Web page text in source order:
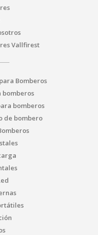
Vallfirest
Bomberos
bomberos
bomberos
de bombero